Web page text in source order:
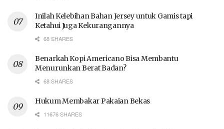
Inilah Kelebihan Bahan Jersey untuk Gamis tapi
Ketahui Juga Kekurangannya
68 SHARES
Benarkah Kopi Americano Bisa Membantu
Menurunkan Berat Badan?
68 SHARES
Hukum Membakar Pakaian Bekas
11676 SHARES